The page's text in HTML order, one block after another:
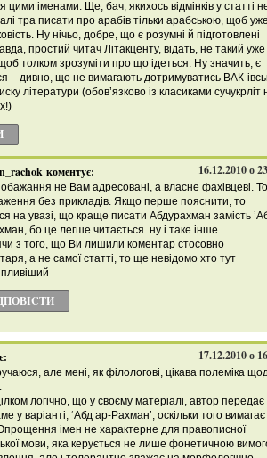
цими іменами. Ще, бач, якихось відмінків у статті
тра писати про арабів тільки арабською, щоб
Ну нічьо, добре, що є розумні й підготовлені
простий читач Літакценту, відать, не такий
толком зрозуміти про що ідеться. Ну значить, є
– дивно, що не вимагають дотримуватись ВАК-
літератури (обов’язково із класиками сучукрліт
коментує: 16.12.2010 о
не Вам адресовані, а власне фахівцеві.
без прикладів. Якщо перше пояснити, то
на увазі, що краще писати Абдурахман замість
бо це легше читається. ну і таке інше
з того, що Ви лишили коментар стосовно
а не самої статті, то ще невідомо хто тут
17.12.2010 о
але мені, як філологові, цікава полеміка
логічно, що у своєму матеріалі, автор передає
у варіанті, ‘Абд ар-Рахман’, оскільки того вимагає
імен не характерне для правописної
мови, яка керується не лише фонетичною